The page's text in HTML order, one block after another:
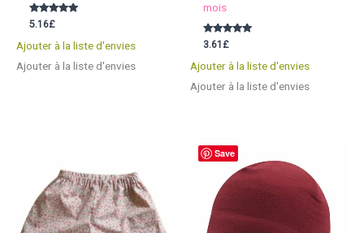
Note
5.00
5.16£
Ajouter à la liste d'envies
Ajouter à la liste d'envies
mois
Note
5.00
3.61 £
Ajouter à la liste d'envies
Ajouter à la liste d'envies
Save